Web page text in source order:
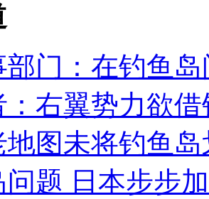
伤多人 警民合力深夜将其击毙
打老人 痛下狠手拳打脚踢
部门：在钓鱼
：右翼势力欲
地图未将钓鱼
问题 日本步步